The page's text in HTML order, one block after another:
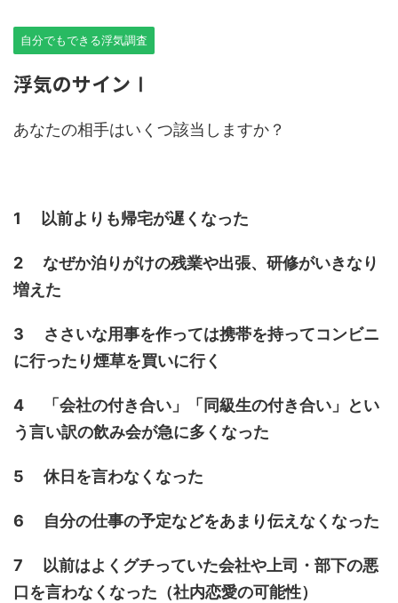
自分でもできる浮気調査
浮気のサインⅠ
あなたの相手はいくつ該当しますか？
1 以前よりも帰宅が遅くなった
2 なぜか泊りがけの残業や出張、研修がいきなり
増えた
3 ささいな用事を作っては携帯を持ってコンビニ
に行ったり煙草を買いに行く
4 「会社の付き合い」「同級生の付き合い」とい
う言い訳の飲み会が急に多くなった
5 休日を言わなくなった
6 自分の仕事の予定などをあまり伝えなくなった
7 以前はよくグチっていた会社や上司・部下の悪
口を言わなくなった（社内恋愛の可能性）